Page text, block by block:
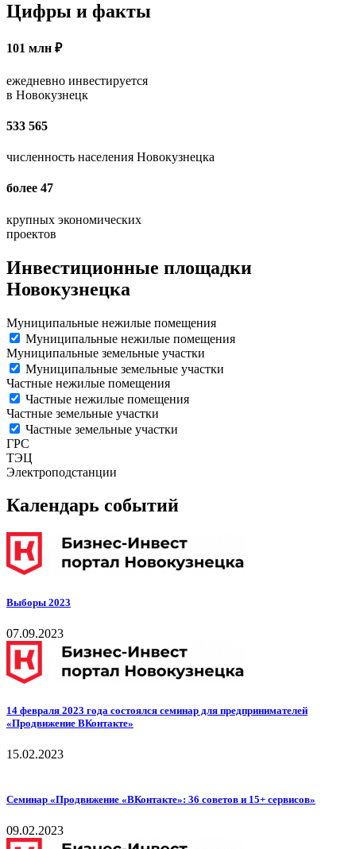
Цифры и факты
101 млн ₽
ежедневно инвестируется
в Новокузнецк
533 565
численность населения Новокузнецка
более 47
крупных экономических
проектов
Инвестиционные площадки
Новокузнецка
Муниципальные нежилые помещения
Муниципальные нежилые помещения
Муниципальные земельные участки
Муниципальные земельные участки
Частные нежилые помещения
Частные нежилые помещения
Частные земельные участки
Частные земельные участки
ГРС
ТЭЦ
Электроподстанции
Календарь событий
Выборы 2023
07.09.2023
14 февраля 2023 года состоялся семинар для предпринимателей
«Продвижение ВКонтакте»
15.02.2023
Семинар «Продвижение «ВКонтакте»: 36 советов и 15+ сервисов»
09.02.2023